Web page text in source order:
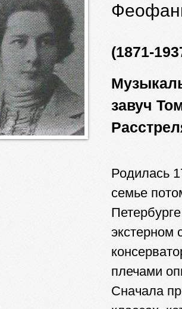
(1871-
завуч
Родилась
семье
экстерном
плечами
Сначала